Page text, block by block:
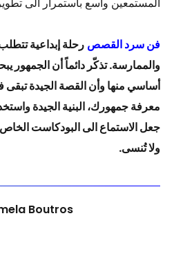
فن سرد القصص رحلة إبداعية
والممارسة. تذكّر دائماً أن
أساسي منها وأن القصة الجيدة
معرفة جمهورك، البنية الجيدة
جعل الاستماع الى البودكاست الخاص
ولا تُنسى.
Boutros